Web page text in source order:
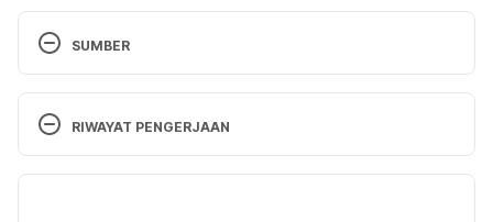
SUMBER
Neurodivergent. (2020). Cleveland Clinic. Retrieved
https://my.clevelandclinic.org/health/symptoms/231
RIWAYAT PENGERJAAN